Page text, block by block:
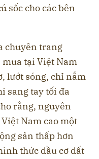
sốc cho các bên
chuyên trang
tại Việt Nam
lướt sóng, chỉ nắm
sang tay tối đa
rằng, nguyên
Nam cao một
sản thấp hơn
thức đầu cơ đất